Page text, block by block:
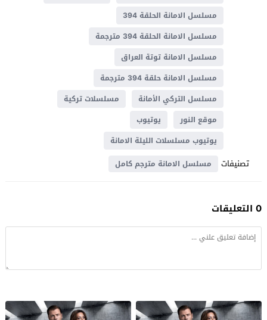
مسلسل الامانة الحلقة 394
مسلسل الامانة الحلقة 394 مترجمة
مسلسل الامانة توتة العراق
مسلسل الامانة حلقة 394 مترجمة
مسلسل التركي الأمانة
مسلسلات تركية
موقع النور
يوتيوب
يوتيوب مسلسلات الليلة الامانة
تصنيفات مسلسل الامانة مترجم كامل
0 التعليقات